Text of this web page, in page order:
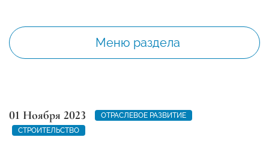
Меню раздела
01 Ноября 2023
ОТРАСЛЕВОЕ РАЗВИТИЕ
СТРОИТЕЛЬСТВО